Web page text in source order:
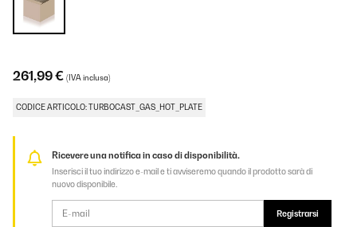
261,99 € (IVA inclusa)
CODICE ARTICOLO: TURBOCAST_GAS_HOT_PLATE
Ricevere una notifica in caso di disponibilità.
Inserisci il tuo indirizzo e-mail e ti avviseremo quando il prodotto sarà di
nuovo disponibile.
Registrarsi